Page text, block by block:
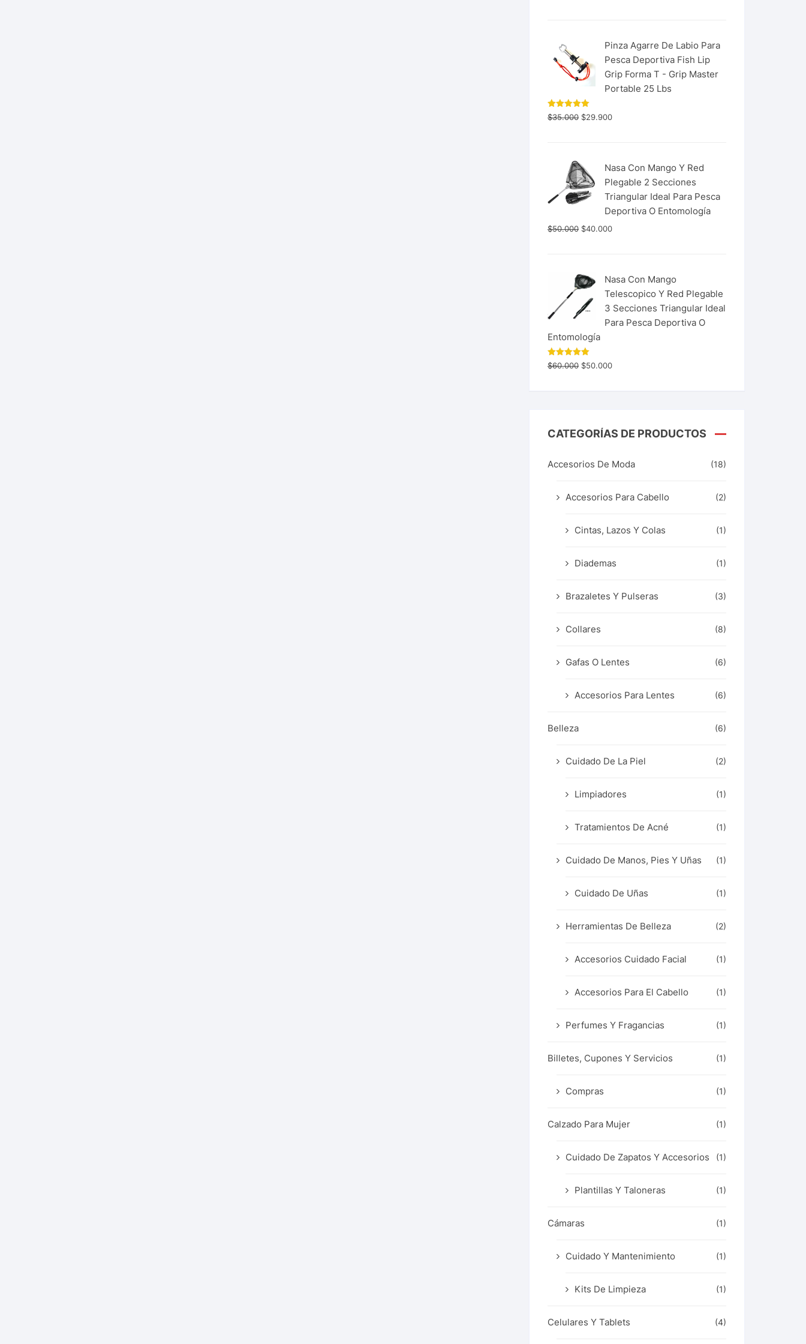
Pinza Agarre De Labio Para
Pesca Deportiva Fish Lip
Grip Forma T - Grip Master
Portable 25 Lbs
Valorado
con 5.00
$35.000 $29.900
Nasa Con Mango Y Red
Plegable 2 Secciones
Triangular Ideal Para Pesca
Deportiva O Entomología
$50.000 $40.000
Nasa Con Mango
Telescopico Y Red Plegable
3 Secciones Triangular Ideal
Para Pesca Deportiva O
Entomología
Valorado
con 5.00
$60.000 $50.000
CATEGORÍAS DE PRODUCTOS
Accesorios De Moda (18)
Accesorios Para Cabello (2)
Cintas, Lazos Y Colas (1)
Diademas (1)
Brazaletes Y Pulseras (3)
Collares (8)
Gafas O Lentes (6)
Accesorios Para Lentes (6)
Belleza (6)
Cuidado De La Piel (2)
Limpiadores (1)
Tratamientos De Acné (1)
Cuidado De Manos, Pies Y Uñas (1)
Cuidado De Uñas (1)
Herramientas De Belleza (2)
Accesorios Cuidado Facial (1)
Accesorios Para El Cabello (1)
Perfumes Y Fragancias (1)
Billetes, Cupones Y Servicios (1)
Compras (1)
Calzado Para Mujer (1)
Cuidado De Zapatos Y Accesorios (1)
Plantillas Y Taloneras (1)
Cámaras (1)
Cuidado Y Mantenimiento (1)
Kits De Limpieza (1)
Celulares Y Tablets (4)